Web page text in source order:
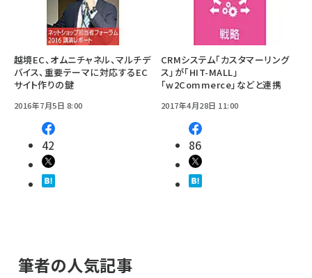
越境EC、オムニチャネル、マルチデ
バイス、重要テーマに対応するEC
サイト作りの鍵
2016年7月5日 8:00
42
CRMシステム「カスタマーリング
ス」が「HIT-MALL」
「w2Commerce」などと連携
2017年4月28日 11:00
86
筆者の人気記事